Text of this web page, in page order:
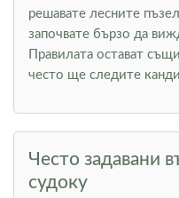
решавате лесните
започвате бързо да
Правилата остават
често ще следите
Често задавани
судоку